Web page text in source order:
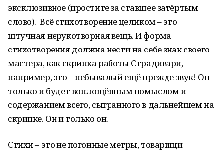
эксклюзивное (простите за ставшее затёртым
слово). Всё стихотворение целиком – это
штучная нерукотворная вещь. И форма
стихотворения должна нести на себе знак своего
мастера, как скрипка работы Страдивари,
например, это – небывалый ещё прежде звук! Он
только и будет воплощённым помыслом и
содержанием всего, сыгранного в дальнейшем на
скрипке. Он и только он.
Стихи – это не погонные метры, товарищи